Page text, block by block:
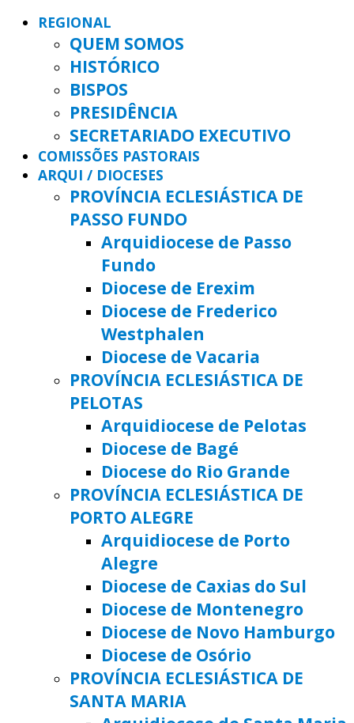
REGIONAL
QUEM SOMOS
HISTÓRICO
BISPOS
PRESIDÊNCIA
SECRETARIADO EXECUTIVO
COMISSÕES PASTORAIS
ARQUI / DIOCESES
PROVÍNCIA ECLESIÁSTICA DE
PASSO FUNDO
Arquidiocese de Passo
Fundo
Diocese de Erexim
Diocese de Frederico
Westphalen
Diocese de Vacaria
PROVÍNCIA ECLESIÁSTICA DE
PELOTAS
Arquidiocese de Pelotas
Diocese de Bagé
Diocese do Rio Grande
PROVÍNCIA ECLESIÁSTICA DE
PORTO ALEGRE
Arquidiocese de Porto
Alegre
Diocese de Caxias do Sul
Diocese de Montenegro
Diocese de Novo Hamburgo
Diocese de Osório
PROVÍNCIA ECLESIÁSTICA DE
SANTA MARIA